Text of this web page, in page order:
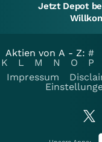
Jetzt Depot
Aktien von A - Z: #
K
L M N O P
Impressum